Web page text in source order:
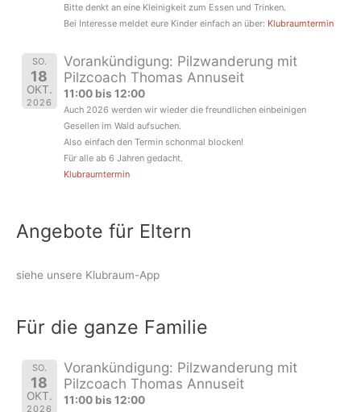
Bitte denkt an eine Kleinigkeit zum Essen und Trinken.
Bei Interesse meldet eure Kinder einfach an über: Klubraumtermin
SO.
18
OKT.
2026
Vorankündigung: Pilzwanderung mit
Pilzcoach Thomas Annuseit
11:00 bis 12:00
Auch 2026 werden wir wieder die freundlichen einbeinigen
Gesellen im Wald aufsuchen.
Also einfach den Termin schonmal blocken!
Für alle ab 6 Jahren gedacht.
Klubraumtermin
Angebote für Eltern
siehe unsere Klubraum-App
Für die ganze Familie
SO.
18
OKT.
2026
Vorankündigung: Pilzwanderung mit
Pilzcoach Thomas Annuseit
11:00 bis 12:00